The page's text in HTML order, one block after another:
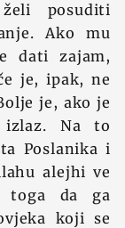
posuditi
Ako mu
dati zajam,
je, ipak, ne
je, ako je
Na to
Poslanika i
alejhi ve
toga da ga
koji se